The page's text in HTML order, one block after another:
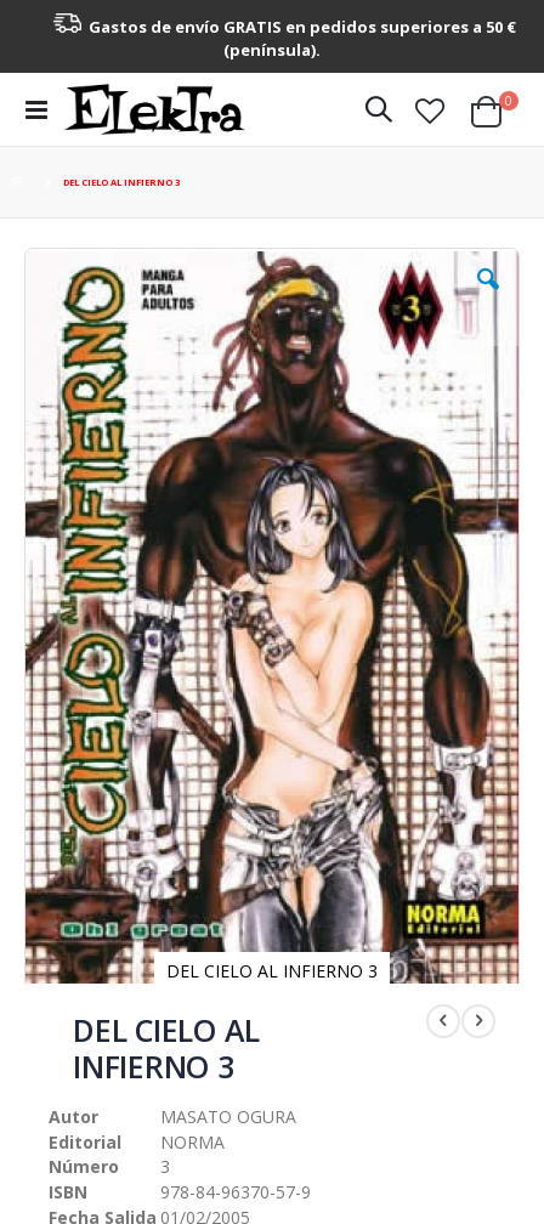
Gastos de envío GRATIS en pedidos superiores a 50 €
(península).
Toggle
Nav
Cart
0
DEL CIELO AL INFIERNO 3
Saltar
galería
imágenes
DEL CIELO AL INFIERNO 3
comienzo
galería
imágenes
DEL CIELO AL
INFIERNO 3
Autor
MASATO OGURA
Editorial
NORMA
Número
3
ISBN
978-84-96370-57-9
Fecha Salida 01/02/2005